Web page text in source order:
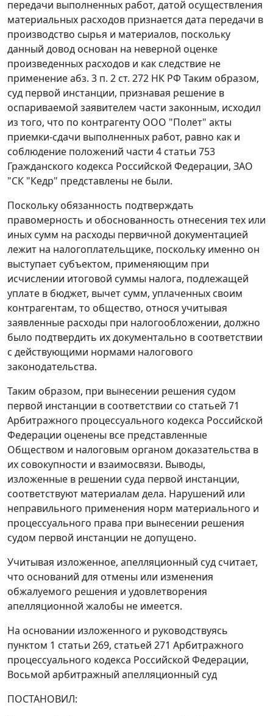
передачи выполненных работ, датой осуществления
материальных расходов признается дата передачи в
производство сырья и материалов, поскольку
данный довод основан на неверной оценке
произведенных расходов и как следствие не
применениеабз. 3 п. 2 ст. 272 НК РФ Таким образом,
суд первой инстанции, признавая решение в
оспариваемой заявителем части законным, исходил
из того, что по контрагенту ООО "Полет" акты
приемки-сдачи выполненных работ, равно как и
соблюдение положений части 4 статьи 753
Гражданского кодекса Российской Федерации, ЗАО
"СК "Кедр" представлены не были.
Поскольку обязанность подтверждать
правомерность и обоснованность отнесения тех или
иных сумм на расходы первичной документацией
лежит на налогоплательщике, поскольку именно он
выступает субъектом, применяющим при
исчислении итоговой суммы налога, подлежащей
уплате в бюджет, вычет сумм, уплаченных своим
контрагентам, то общество, относя учитывая
заявленные расходы при налогообложении, должно
было подтвердить их документально в соответствии
с действующими нормами налогового
законодательства.
Таким образом, при вынесении решения судом
первой инстанции в соответствии со статьей 71
Арбитражного процессуального кодекса Российской
Федерации оценены все представленные
Обществом и налоговым органом доказательства в
их совокупности и взаимосвязи. Выводы,
изложенные в решении суда первой инстанции,
соответствуют материалам дела. Нарушений или
неправильного применения норм материального и
процессуального права при вынесении решения
судом первой инстанции не допущено.
Учитывая изложенное, апелляционный суд считает,
что оснований для отмены или изменения
обжалуемого решения и удовлетворения
апелляционной жалобы не имеется.
На основании изложенного и руководствуясь
пунктом 1 статьи 269, статьей 271 Арбитражного
процессуального кодекса Российской Федерации,
Восьмой арбитражный апелляционный суд
ПОСТАНОВИЛ: